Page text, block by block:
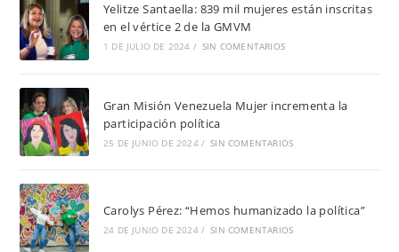
Yelitze Santaella: 839 mil mujeres están inscritas
en el vértice 2 de la GMVM
1 DE JULIO DE 2024 / SIN COMENTARIOS
Gran Misión Venezuela Mujer incrementa la
participación política
25 DE JUNIO DE 2024 / SIN COMENTARIOS
Carolys Pérez: “Hemos humanizado la política”
24 DE JUNIO DE 2024 / SIN COMENTARIOS